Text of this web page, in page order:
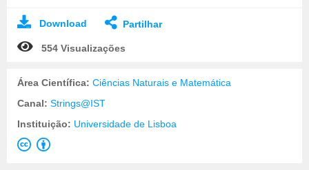
Download Partilhar
554 Visualizações
Área Científica: Ciências Naturais e Matemática
Canal: Strings@IST
Instituição: Universidade de Lisboa